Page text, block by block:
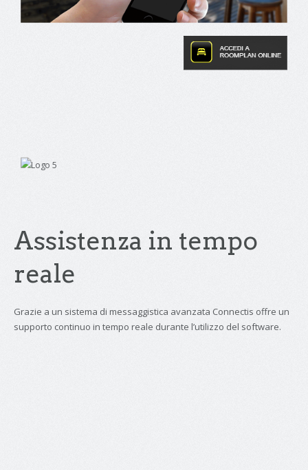
Assistenza in tempo
reale
Grazie a un sistema di messaggistica avanzata Connectis offre un
supporto continuo in tempo reale durante l’utilizzo del software.